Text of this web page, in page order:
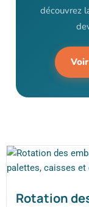
découvrez
Rotation